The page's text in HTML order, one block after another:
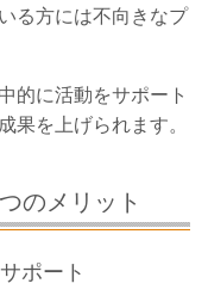
る方には不向きなプ
的に活動をサポート
果を上げられます。
のメリット
ポート